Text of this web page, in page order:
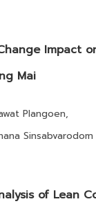
Impact
Mai
Plangoen,
Sinsabvarodom
of Lean